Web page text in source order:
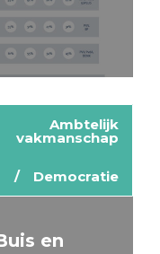
Ambtelijk
vakmanschap
Democratie
en